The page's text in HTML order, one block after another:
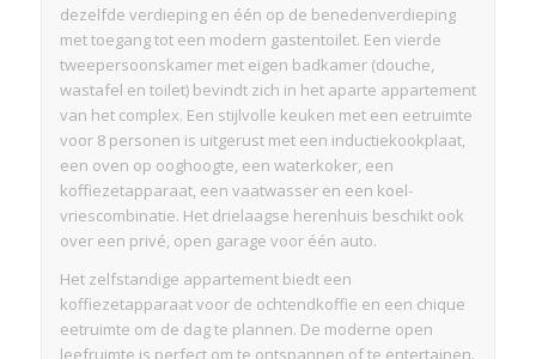
dezelfde verdieping en één op de benedenverdieping
met toegang tot een modern gastentoilet. Een vierde
tweepersoonskamer met eigen badkamer (douche,
wastafel en toilet) bevindt zich in het aparte appartement
van het complex. Een stijlvolle keuken met een eetruimte
voor 8 personen is uitgerust met een inductiekookplaat,
een oven op ooghoogte, een waterkoker, een
koffiezetapparaat, een vaatwasser en een koel-
vriescombinatie. Het drielaagse herenhuis beschikt ook
over een privé, open garage voor één auto.
Het zelfstandige appartement biedt een
koffiezetapparaat voor de ochtendkoffie en een chique
eetruimte om de dag te plannen. De moderne open
leefruimte is perfect om te ontspannen of te entertainen.